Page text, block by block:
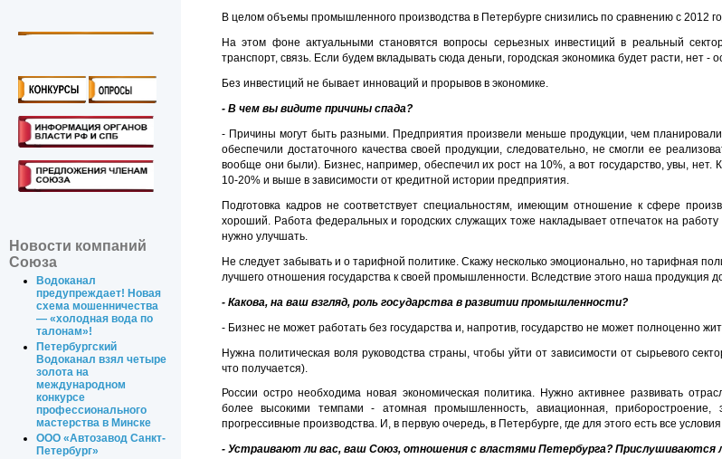
Новости компаний
Союза
Водоканал
предупреждает! Новая
схема мошенничества
— «холодная вода по
талонам»!
Петербургский
Водоканал взял четыре
золота на
международном
конкурсе
профессионального
мастерства в Минске
ООО «Автозавод Санкт-
Петербург»
В целом объемы промышленного производства в Петербурге снизились по сравнению с 2012
На этом фоне актуальными становятся вопросы серьезных инвестиций в реальный
транспорт, связь. Если будем вкладывать сюда деньги, городская экономика будет расти, нет
Без инвестиций не бывает инноваций и прорывов в экономике.
- В чем вы видите причины спада?
- Причины могут быть разными. Предприятия произвели меньше продукции, чем
обеспечили достаточного качества своей продукции, следовательно, не смогли ее
вообще они были). Бизнес, например, обеспечил их рост на 10%, а вот государство, увы, нет.
10-20% и выше в зависимости от кредитной истории предприятия.
Подготовка кадров не соответствует специальностям, имеющим отношение к сфере
хороший. Работа федеральных и городских служащих тоже накладывает отпечаток на
нужно улучшать.
Не следует забывать и о тарифной политике. Скажу несколько эмоционально, но тарифная
лучшего отношения государства к своей промышленности. Вследствие этого наша продукция
- Какова, на ваш взгляд, роль государства в развитии промышленности?
- Бизнес не может работать без государства и, напротив, государство не может полноценно
Нужна политическая воля руководства страны, чтобы уйти от зависимости от сырьевого
что получается).
России остро необходима новая экономическая политика. Нужно активнее развивать
более высокими темпами - атомная промышленность, авиационная, приборостроение,
прогрессивные производства. И, в первую очередь, в Петербурге, где для этого есть все
- Устраивают ли вас, ваш Союз, отношения с властями Петербурга? Прислушиваются